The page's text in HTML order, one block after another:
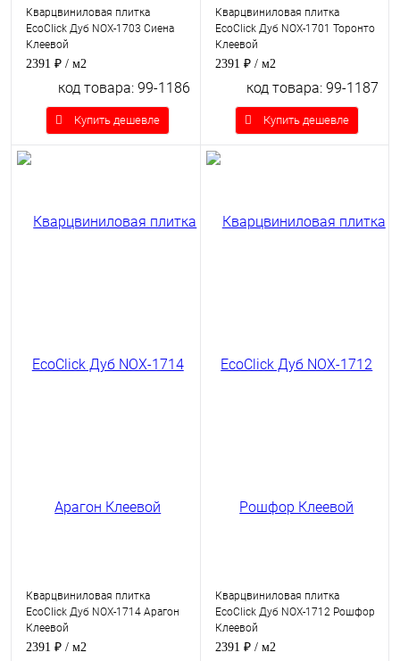
Кварцвиниловая плитка
EcoClick Дуб NOX-1703 Сиена
Клеевой
2391 ₽ / м2
код товара: 99-1186
Купить дешевле
Кварцвиниловая плитка
EcoClick Дуб NOX-1701 Торонто
Клеевой
2391 ₽ / м2
код товара: 99-1187
Купить дешевле
Кварцвиниловая плитка
EcoClick Дуб NOX-1714 Арагон
Клеевой
2391 ₽ / м2
Кварцвиниловая плитка
EcoClick Дуб NOX-1712 Рошфор
Клеевой
2391 ₽ / м2